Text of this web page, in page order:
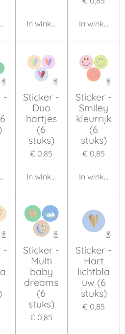
In winkelwagenIn
-
Sticker -
Duo
hartjes
(6
stuks)
€ 0,85
In winkelwagen
Sticker -
Smiley
kleurrijk
(6
stuks)
€ 0,85
In
-
Sticker -
Multi
baby
dreams
(6
stuks)
€ 0,85
Sticker -
Hart
lichtbla
uw (6
stuks)
€ 0,85